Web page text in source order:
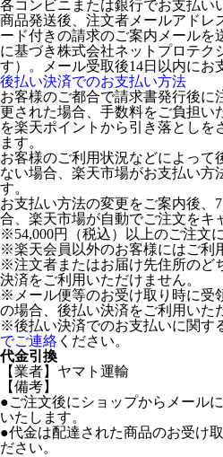
各コンビニまたは銀行でお支払い
商品発送後、注文者メールアドレ
ード付きの請求のご案内メールを
に基づき株式会社ネットプロテク
す）。メール受取後14日以内にお
後払い決済でのお支払い方法
お客様のご都合で請求書発行後に
更された場合、手数料をご負担い
を楽天ポイントから引き落としを
ます。
お客様のご利用状況などによって
ない場合、楽天市場がお支払い方
す。
お支払い方法の変更をご案内後、
合、楽天市場が自動でご注文をキ
※54,000円（税込）以上のご注文
※楽天会員以外のお客様にはご利
※注文者またはお届け先住所のど
決済をご利用いただけません。
※メール便等のお受け取り時に受
の場合、後払い決済をご利用いた
※後払い決済でのお支払いに関す
でご連絡 ください。
代金引換
【業者】ヤマト運輸
【備考】
●ご注文後にショップからメール
いたします。
●代金は配達された商品のお受け
ださい。